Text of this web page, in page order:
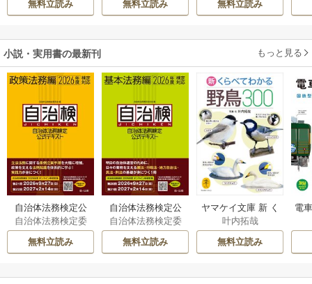
無料立読み 無料立読み 無料立読み
小説・実用書の最新刊 もっと見る
自治体法務検定公
式テキスト 政策
法務編 ２０２６
年度検定対応 1巻
自治体法務検定委
員会
無料立読み
自治体法務検定公
式テキスト 基本
法務編 ２０２６
年度検定対応 1巻
自治体法務検定委
員会
無料立読み
ヤマケイ文庫 新 く
らべてわかる野鳥3
00 1巻
叶内拓哉
無料立読み
電